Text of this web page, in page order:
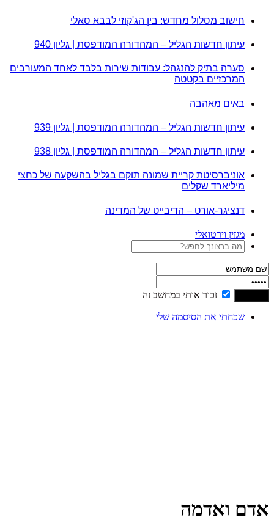
חישוב מסלול מחדש: בין הג'קוזי לבבא סאלי
עיתון חדשות הגליל – המהדורה המודפסת | גליון 940
סערה בתיק להנגהל: עבודות שירות בלבד לאחד המעורבים
המרכזיים בקטטה
באים מאהבה
עיתון חדשות הגליל – המהדורה המודפסת | גליון 939
עיתון חדשות הגליל – המהדורה המודפסת | גליון 938
אוניברסיטת קריית שמונה תוקם בגליל בהשקעה של כחצי
מיליארד שקלים
דנציגר-אורט – הדיבייט של המדינה
מגזין וירטואלי
זכור אותי במחשב זה
שכחתי את הסיסמה שלי
אדם ואדמה